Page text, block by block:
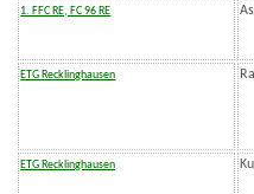
1. FFC RE, FC 96 RE
ETG Recklinghausen
ETG Recklinghausen